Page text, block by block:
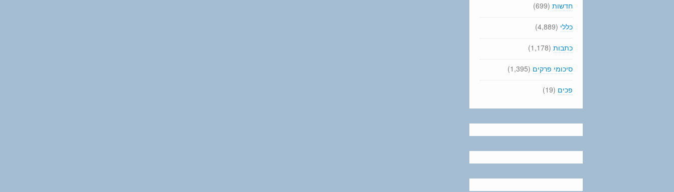
חדשות (699)
כללי (4,889)
כתבות (1,178)
סיכומי פרקים (1,395)
פכים (19)